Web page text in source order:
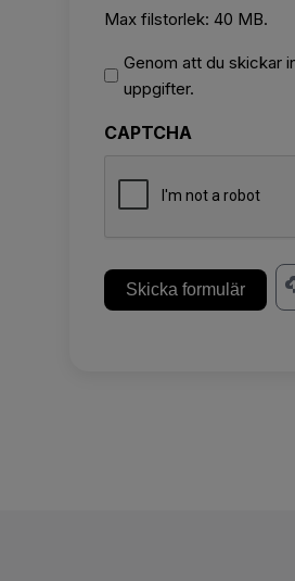
Max filstorlek: 40 MB.
Godkännande
av
*
Genom att du skickar
uppgifter.
CAPTCHA